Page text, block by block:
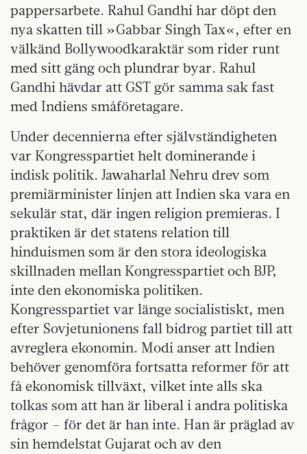
pappersarbete. Rahul Gandhi har döpt den
nya skatten till »Gabbar Singh Tax«, efter en
välkänd Bollywoodkaraktär som rider runt
med sitt gäng och plundrar byar. Rahul
Gandhi hävdar att GST gör samma sak fast
med Indiens småföretagare.
Under decennierna efter självständigheten
var Kongresspartiet helt dominerande i
indisk politik. Jawaharlal Nehru drev som
premiärminister linjen att Indien ska vara en
sekulär stat, där ingen religion premieras. I
praktiken är det statens relation till
hinduismen som är den stora ideologiska
skillnaden mellan Kongresspartiet och BJP,
inte den ekonomiska politiken.
Kongresspartiet var länge socialistiskt, men
efter Sovjetunionens fall bidrog partiet till att
avreglera ekonomin. Modi anser att Indien
behöver genomföra fortsatta reformer för att
få ekonomisk tillväxt, vilket inte alls ska
tolkas som att han är liberal i andra politiska
frågor – för det är han inte. Han är präglad av
sin hemdelstat Gujarat och av den